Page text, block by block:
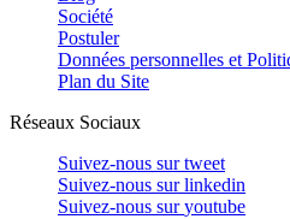
Société
Postuler
Données personnelles et
Plan du Site
Réseaux Sociaux
Suivez-nous surtweet
Suivez-nous surlinkedin
Suivez-nous suryoutube